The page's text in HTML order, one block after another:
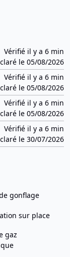
Vérifié il y a 6 min
le 05/08/2026
Vérifié il y a 6 min
le 05/08/2026
Vérifié il y a 6 min
le 05/08/2026
Vérifié il y a 6 min
le 30/07/2026
gonflage
sur place
gaz